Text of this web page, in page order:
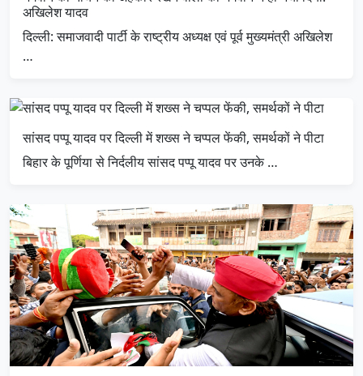
अखिलेश यादव
दिल्ली: समाजवादी पार्टी के राष्ट्रीय अध्यक्ष एवं पूर्व मुख्यमंत्री अखिलेश
…
सांसद पप्पू यादव पर दिल्ली में शख्स ने चप्पल फेंकी, समर्थकों ने पीटा
बिहार के पूर्णिया से निर्दलीय सांसद पप्पू यादव पर उनके …